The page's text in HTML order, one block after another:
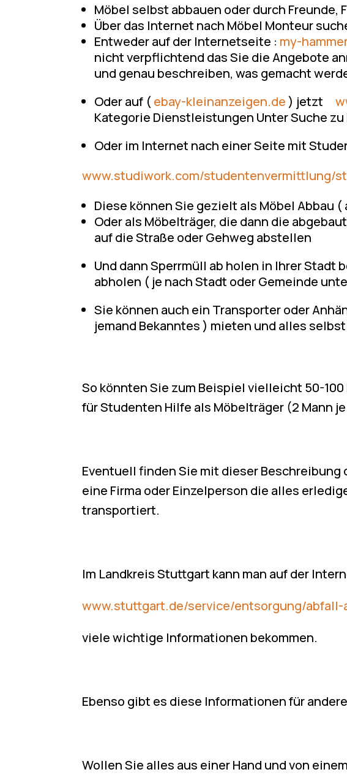
Möbel selbst abbauen oder durch Freunde,
Über das Internet nach Möbel Monteur
Entweder auf der Internetseite : my-
nicht verpflichtend das Sie die Angebote
und genau beschreiben, was gemacht
Oder auf ( ebay-kleinanzeigen.de) jetzt
Kategorie Dienstleistungen Unter Suche
Oder im Internet nach einer Seite mit
www.studiwork.com/studentenvermittlung/
Diese können Sie gezielt als Möbel Abbau
Oder als Möbelträger, die dann die
auf die Straße oder Gehweg abstellen
Und dann Sperrmüll ab holen in Ihrer Stadt
abholen ( je nach Stadt oder Gemeinde
Sie können auch ein Transporter oder
jemand Bekanntes ) mieten und alles
So könnten Sie zum Beispiel vielleicht 50-
für Studenten Hilfe als Möbelträger (2 Mann
Eventuell finden Sie mit dieser
eine Firma oder Einzelperson die alles
transportiert.
Im Landkreis Stuttgart kann man auf der
www.stuttgart.de/service/entsorgung/
viele wichtige Informationen bekommen.
Ebenso gibt es diese Informationen für
Wollen Sie alles aus einer Hand und von